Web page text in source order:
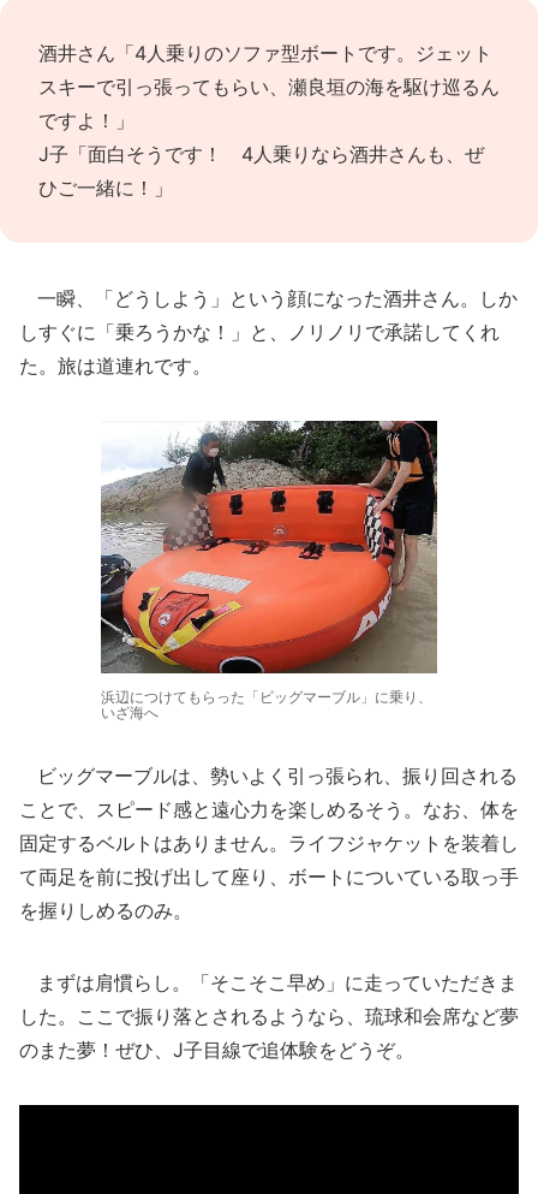
酒井さん「4人乗りのソファ型ボートです。ジェット
スキーで引っ張ってもらい、瀬良垣の海を駆け巡るん
ですよ！」
J子「面白そうです！ 4人乗りなら酒井さんも、ぜ
ひご一緒に！」
一瞬、「どうしよう」という顔になった酒井さん。しか
しすぐに「乗ろうかな！」と、ノリノリで承諾してくれ
た。旅は道連れです。
浜辺につけてもらった「ビッグマーブル」に乗り、
いざ海へ
ビッグマーブルは、勢いよく引っ張られ、振り回される
ことで、スピード感と遠心力を楽しめるそう。なお、体を
固定するベルトはありません。ライフジャケットを装着し
て両足を前に投げ出して座り、ボートについている取っ手
を握りしめるのみ。
まずは肩慣らし。「そこそこ早め」に走っていただきま
した。ここで振り落とされるようなら、琉球和会席など夢
のまた夢！ぜひ、J子目線で追体験をどうぞ。